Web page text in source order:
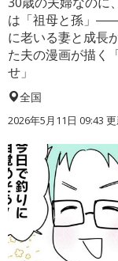
は「祖母と孫」
に老いる妻と成長
た夫の漫画が描く
せ」
全国
2026年5月11日 09:43